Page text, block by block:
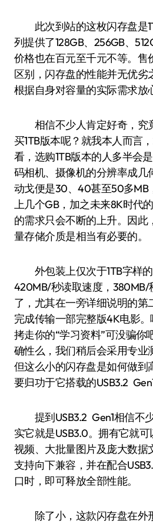
此次到站的这枚闪存盘是
列提供了128GB、256GB、
价格也在百元至千元不等。售
区别，闪存盘的性能并无优劣
根据自身对容量的实际需求放
相信不少人肯定好奇，究
买1TB版本呢？就我本人而言
看，选购1TB版本的人多半会
码相机、摄像机的分辨率成几
动戈便是30、40甚至50多MB
上几个GB，加之未来8K时代
的需求只会不断的上升。因此
量存储介质是相当有必要的。
外包装上仅次于1TB字样的
420MB/秒读取速度，380MB/
了，尤其在一旁详细说明的第
完成传输一部完整版4K电影
拷走你的“学习资料”可没骗你
确性么，我们稍后会采用专业
但这么小的闪存盘是如何做到
要归功于它搭载的USB3.2
提到USB3.2 Gen1相信不
实它就是USB3.0。拥有它就
视频、大批量图片及庞大数据
支持向下兼容，并在配合
口时，即可释放全部性能。
除了小，这款闪存盘在外